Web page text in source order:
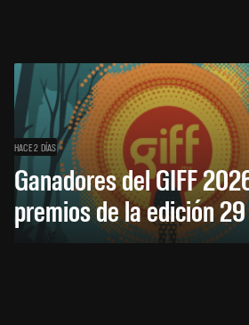
HACE 2 DÍAS
Ganadores del GIFF
premios de la edición